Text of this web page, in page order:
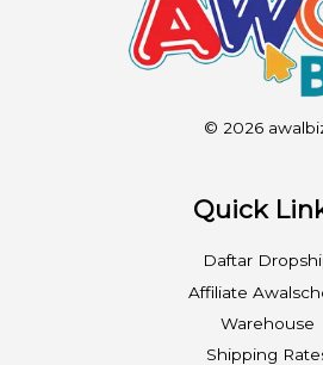
© 2026
Quick
Daftar
Affiliate
Warehouse
Shipping